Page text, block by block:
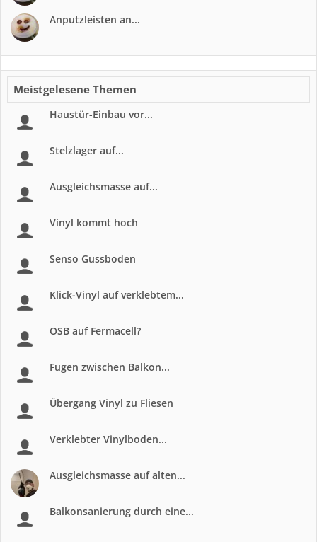
Anputzleisten an...
Meistgelesene Themen
Haustür-Einbau vor...
Stelzlager auf...
Ausgleichsmasse auf...
Vinyl kommt hoch
Senso Gussboden
Klick-Vinyl auf verklebtem...
OSB auf Fermacell?
Fugen zwischen Balkon...
Übergang Vinyl zu Fliesen
Verklebter Vinylboden...
Ausgleichsmasse auf alten...
Balkonsanierung durch eine...